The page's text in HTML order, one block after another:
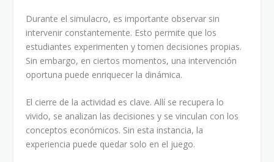
Durante el simulacro, es importante observar sin
intervenir constantemente. Esto permite que los
estudiantes experimenten y tomen decisiones propias.
Sin embargo, en ciertos momentos, una intervención
oportuna puede enriquecer la dinámica.
El cierre de la actividad es clave. Allí se recupera lo
vivido, se analizan las decisiones y se vinculan con los
conceptos económicos. Sin esta instancia, la
experiencia puede quedar solo en el juego.